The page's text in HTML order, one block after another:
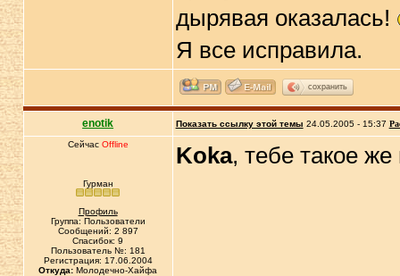
дырявая оказалась!
Я все исправила.
сохранить
enotik Показать ссылку этой темы 24.05.2005 - 15:37
Сейчас Offline
Гурман
Профиль
Группа: Пользователи
Сообщений: 2 897
Спасибок: 9
Пользователь №: 181
Регистрация: 17.06.2004
Откуда: Молодечно-Хайфа
Koka, тебе такое